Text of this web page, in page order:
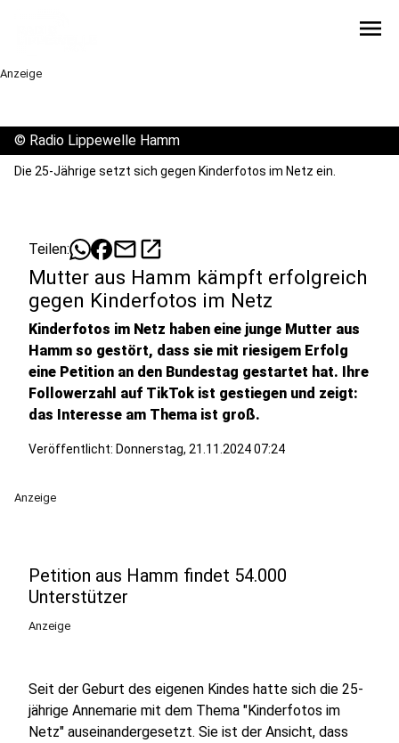
menu
Anzeige
© Radio Lippewelle Hamm
Die 25-Jährige setzt sich gegen Kinderfotos im Netz ein.
Teilen: mailopen_in_new
Mutter aus Hamm kämpft erfolgreich
gegen Kinderfotos im Netz
Kinderfotos im Netz haben eine junge Mutter aus
Hamm so gestört, dass sie mit riesigem Erfolg
eine Petition an den Bundestag gestartet hat. Ihre
Followerzahl auf TikTok ist gestiegen und zeigt:
das Interesse am Thema ist groß.
Veröffentlicht: Donnerstag, 21.11.2024 07:24
Anzeige
Petition aus Hamm findet 54.000
Unterstützer
Anzeige
Seit der Geburt des eigenen Kindes hatte sich die 25-
jährige Annemarie mit dem Thema "Kinderfotos im
Netz" auseinandergesetzt. Sie ist der Ansicht, dass